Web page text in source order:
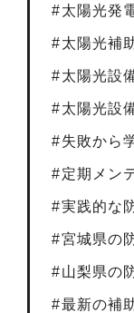
太陽光発
太陽光補
太陽光設
太陽光設
失敗から
定期メン
実践的な
宮城県の
山梨県の
最新の補